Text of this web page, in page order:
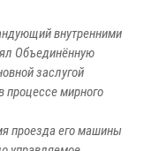
внутренними
Объединённую
заслугой
процессе мирного
проезда его машины